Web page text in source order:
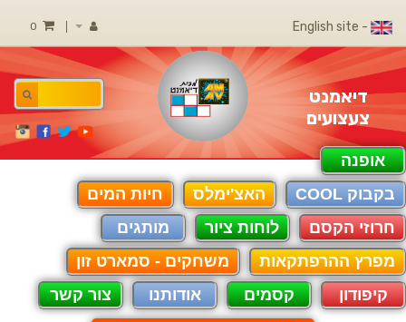
- English site
דיאמנט
צעצועים
אופנה
בקבוק COOL
האצ'ימלס
חיות המים
חרוזי הקסם
לוחות ציור
מותגים
מפרץ ההרפתקאות
משחקים - סמארט זון
קיפודון
קסמים אודותנו צור קשר